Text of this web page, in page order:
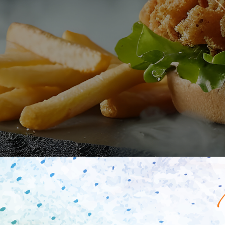
Programme De Fidélité
Avis
Mon Compte
Notre Restaurant
Zones de Livraison